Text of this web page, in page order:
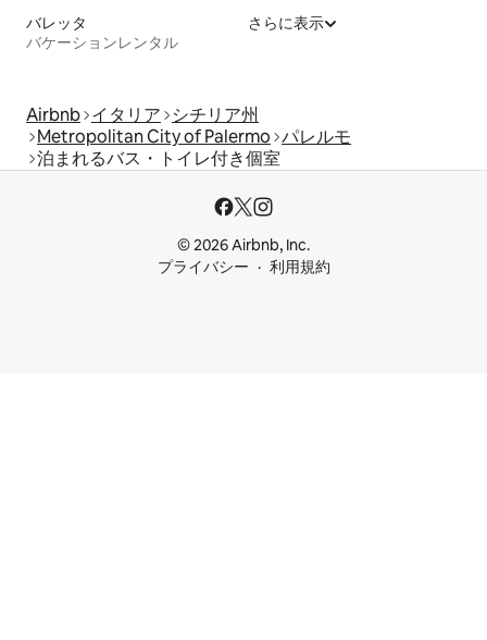
バレッタ
バケーションレンタル
さらに表示
Airbnb イタリア
シチリア州
Metropolitan City of Palermo パレルモ
泊まれるバス・トイレ付き個室
© 2026 Airbnb, Inc.
プライバシー
利用規約